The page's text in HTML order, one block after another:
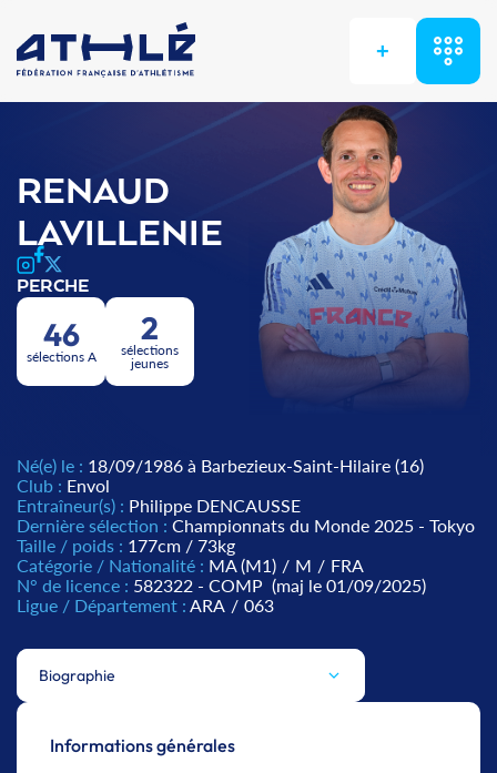
+
RENAUD
LAVILLENIE
PERCHE
46
sélections A
2
sélections
jeunes
Né(e) le : 18/09/1986 à Barbezieux-Saint-Hilaire (16)
Club : Envol
Entraîneur(s) : Philippe DENCAUSSE
Dernière sélection : Championnats du Monde 2025 - Tokyo
Taille / poids : 177cm / 73kg
Catégorie / Nationalité : MA (M1) / M / FRA
N° de licence : 582322 - COMP (maj le 01/09/2025)
Ligue / Département : ARA / 063
Biographie
Informations générales